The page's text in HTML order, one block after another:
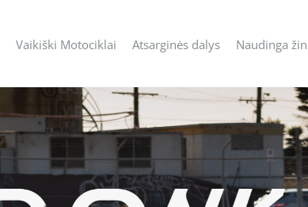
Vaikiški Motociklai Atsarginės dalys Naudinga